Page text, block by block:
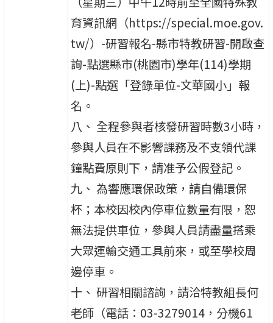
育資訊網（https://special.moe.gov.
tw/）-研習報名-縣市特教研習-開啟查
詢-點選縣市(桃園市)學年(114)學期
(上)-點選「登錄單位-文華國小」報
名。
八、 全程參與者核發研習時數3小時，
參與人員在不影響課務及不支領代課
鐘點費原則下，請准予公假登記。
九、 為響應環保政策，請自備環保
杯；本校因校內停車位數量有限，恕
無法提供車位，參與人員請盡量搭乘
大眾運輸交通工具前來，或至學校周
邊停車。
十、 研習相關諮詢，請洽特教組長何
老師（電話：03-3279014，分機61